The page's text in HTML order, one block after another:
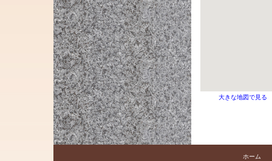
大きな地図で見る
ホーム